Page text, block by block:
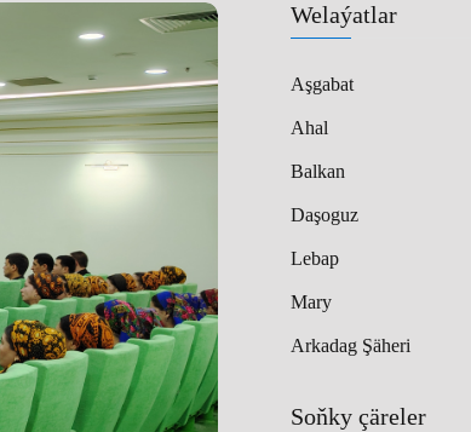
Welaýatlar
Aşgabat
Ahal
Balkan
Daşoguz
Lebap
Mary
Arkadag Şäheri
Soňky çäreler